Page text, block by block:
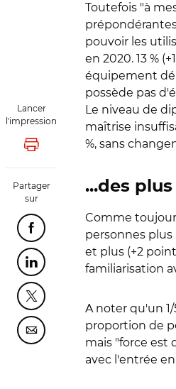
Lancer
l'impression
Lancer l'impression
Partager
sur
Partager cette page sur
Partager cette page sur
Partager cette page sur
Partager cette page sur
Toutefois "à
pouvoir les
en 2020. 13 %
équipement
possède pas
Le niveau de
maîtrise
%, sans
...des
Comme
personnes plus
et plus (+2
familiarisation
A noter qu'un
proportion de
mais "force est
avec l'entrée